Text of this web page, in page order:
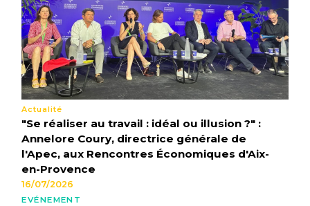
Actualité
"Se réaliser au travail : idéal ou illusion ?" :
Annelore Coury, directrice générale de
l'Apec, aux Rencontres Économiques d'Aix-
en-Provence
16/07/2026
EVÉNEMENT